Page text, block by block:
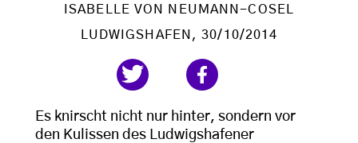
ISABELLE VON NEUMANN-COSEL
LUDWIGSHAFEN , 30/10/2014
Es knirscht nicht nur hinter, sondern vor
den Kulissen des Ludwigshafener